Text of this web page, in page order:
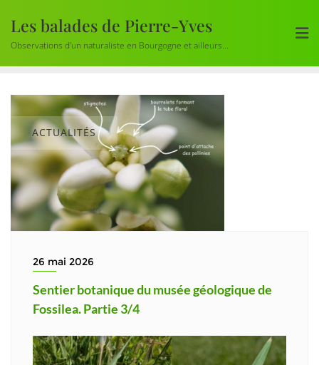
content
Les balades de Pierre-Yves
Observations d'un naturaliste en Bourgogne et ailleurs...
ACTUALITÉS
26 mai 2026
Sentier botanique du musée géologique de
Fossilea. Partie 3/4